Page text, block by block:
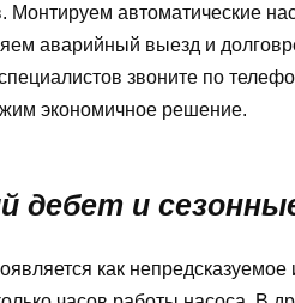
Монтируем автоматические
аварийный выезд и
звоните по
экономичное решение.
дебет и
как